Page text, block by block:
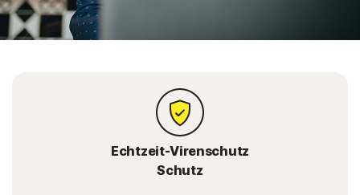
Echtzeit-Virenschutz
Schutz